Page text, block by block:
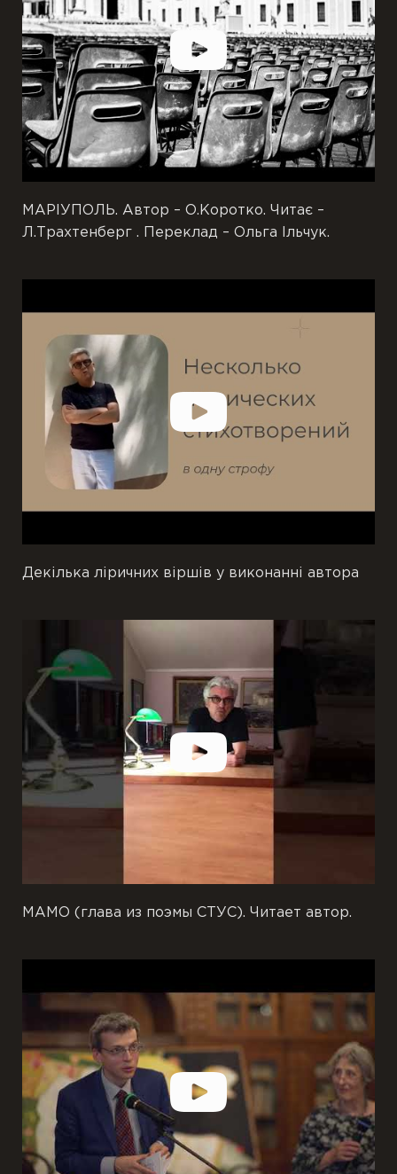
МАРІУПОЛЬ. Автор – О.Коротко. Читає –
Л.Трахтенберг . Переклад – Ольга Ільчук.
Декілька ліричних віршів у виконанні автора
МАМО (глава из поэмы СТУС). Читает автор.